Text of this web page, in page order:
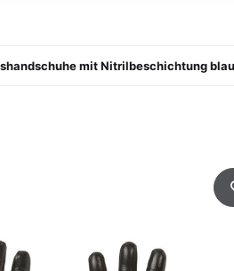
mit Nitrilbeschichtung